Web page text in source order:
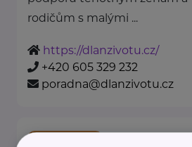
rodičům s malými ...
https://dlanzivotu.cz/
+420 605 329 232
poradna@dlanzivotu.cz